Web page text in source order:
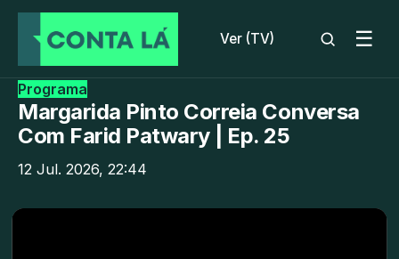
Ver (TV) ☰
Programa
Margarida Pinto Correia Conversa
Com Farid Patwary | Ep. 25
12 Jul. 2026, 22:44